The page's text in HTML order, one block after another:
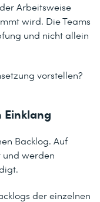
Arbeitsweise
wird. Die Teams
und nicht allein
vorstellen?
Einklang
Backlog. Auf
werden
der einzelnen